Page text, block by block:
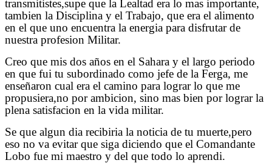
transmitistes,supe que la Lealtad era lo mas importante,
tambien la Disciplina y el Trabajo, que era el alimento
en el que uno encuentra la energia para disfrutar de
nuestra profesion Militar.
Creo que mis dos años en el Sahara y el largo periodo
en que fui tu subordinado como jefe de la Ferga, me
enseñaron cual era el camino para lograr lo que me
propusiera,no por ambicion, sino mas bien por lograr la
plena satisfacion en la vida militar.
Se que algun dia recibiria la noticia de tu muerte,pero
eso no va evitar que siga diciendo que el Comandante
Lobo fue mi maestro y del que todo lo aprendi.